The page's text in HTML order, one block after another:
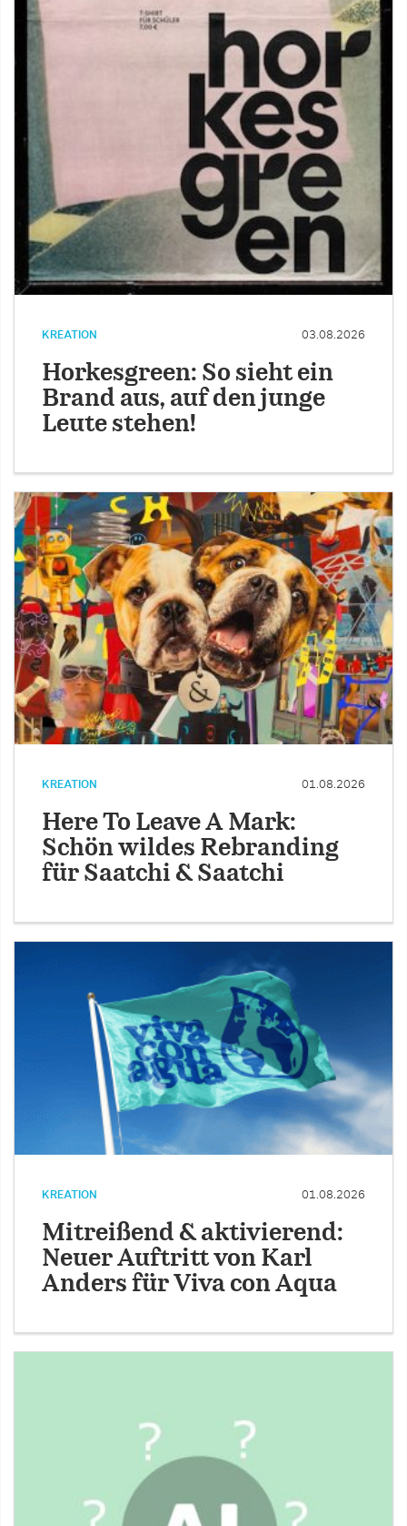
KREATION 03.08.2026
Horkesgreen: So sieht ein
Brand aus, auf den junge
Leute stehen!
KREATION 01.08.2026
Here To Leave A Mark:
Schön wildes Rebranding
für Saatchi & Saatchi
KREATION 01.08.2026
Mitreißend & aktivierend:
Neuer Auftritt von Karl
Anders für Viva con Aqua